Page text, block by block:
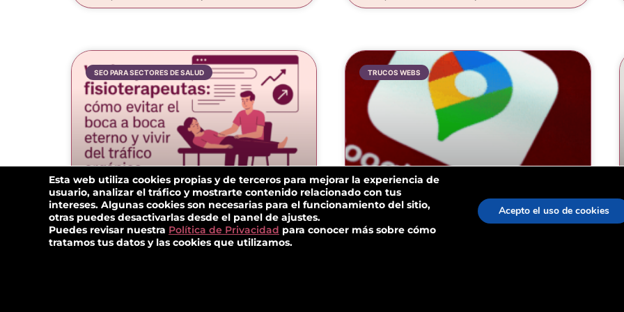
SEO PARA SECTORES DE SALUD
WEBS PARA
FISIOTERAPEUTAS
TRUCOS WEBS
TRUCOS PARA MEJORAR
TU FICHA DE GOOGLE MY
Esta web utiliza cookies propias y de terceros para mejorar la experiencia de
usuario, analizar el tráfico y mostrarte contenido relacionado con tus
intereses. Algunas cookies son necesarias para el funcionamiento del sitio,
otras puedes desactivarlas desde el panel de ajustes.
Puedes revisar nuestra Política de Privacidad para conocer más sobre cómo
tratamos tus datos y las cookies que utilizamos.
Acepto el uso de cookies